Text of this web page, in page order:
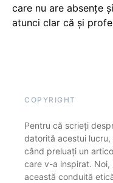
care nu are absențe
atunci clar că și
COPYRIGHT
Pentru că scrieți
datorită acestui
când preluați un
care v-a inspirat. Noi,
această conduită